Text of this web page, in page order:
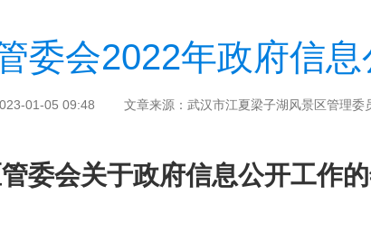
委会2022年政府信
01-05 09:48 文章来源：武汉市江夏梁子湖风景区管理委
委会关于政府信息公开工作的